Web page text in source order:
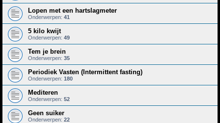
Lopen met een hartslagmeter
Onderwerpen: 41
5 kilo kwijt
Onderwerpen: 49
Tem je brein
Onderwerpen: 35
Periodiek Vasten (Intermittent fasting)
Onderwerpen: 180
Mediteren
Onderwerpen: 52
Geen suiker
Onderwerpen: 22